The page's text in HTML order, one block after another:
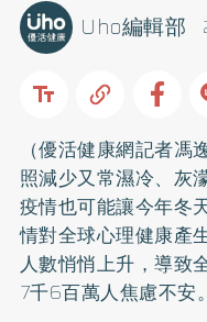
Uho編輯部
（優活健康網記者
照減少又常濕冷、灰
疫情也可能讓今年冬
情對全球心理健康產
人數悄悄上升，導致
7千6百萬人焦慮不安。